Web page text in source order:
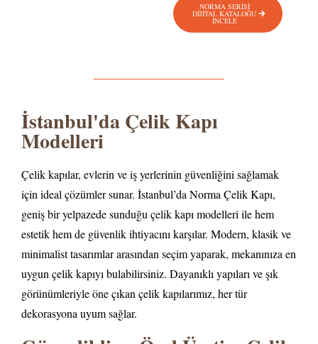
NORMA SERİSİ
DİJİTAL KATALOĞU
İNCELE
İstanbul'da Çelik Kapı
Modelleri
Çelik kapılar, evlerin ve iş yerlerinin güvenliğini sağlamak
için ideal çözümler sunar. İstanbul’da Norma Çelik Kapı,
geniş bir yelpazede sunduğu çelik kapı modelleri ile hem
estetik hem de güvenlik ihtiyacını karşılar. Modern, klasik ve
minimalist tasarımlar arasından seçim yaparak, mekanınıza en
uygun çelik kapıyı bulabilirsiniz. Dayanıklı yapıları ve şık
görünümleriyle öne çıkan çelik kapılarımız, her tür
dekorasyona uyum sağlar.